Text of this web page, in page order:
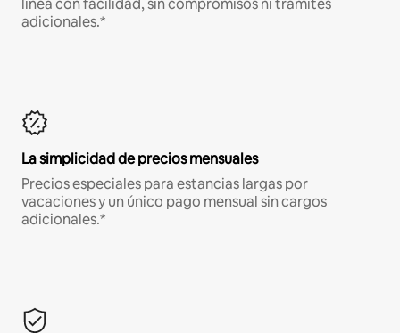
línea con facilidad, sin compromisos ni trámites
adicionales.*
La simplicidad de precios mensuales
Precios especiales para estancias largas por
vacaciones y un único pago mensual sin cargos
adicionales.*